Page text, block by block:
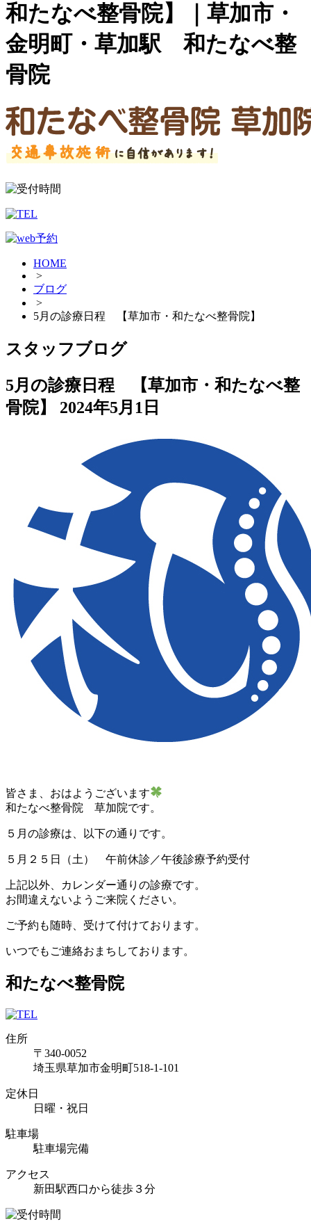
和たなべ整骨院】｜草加市・
金明町・草加駅 和たなべ整
骨院
HOME
>
ブログ
>
5月の診療日程 【草加市・和たなべ整骨院】
スタッフブログ
5月の診療日程 【草加市・和たなべ整
骨院】
2024年5月1日
皆さま、おはようございます
和たなべ整骨院 草加院です。
５月の診療は、以下の通りです。
５月２５日（土） 午前休診／午後診療予約受付
上記以外、カレンダー通りの診療です。
お間違えないようご来院ください。
ご予約も随時、受けて付けております。
いつでもご連絡おまちしております。
和たなべ整骨院
住所
〒340-0052
埼玉県草加市金明町518-1-101
定休日
日曜・祝日
駐車場
駐車場完備
アクセス
新田駅西口から徒歩３分